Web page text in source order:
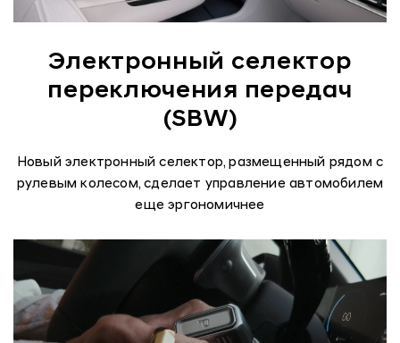
Электронный селектор
переключения передач
(SBW)
Новый электронный селектор, размещенный рядом с
рулевым колесом, сделает управление автомобилем
еще эргономичнее